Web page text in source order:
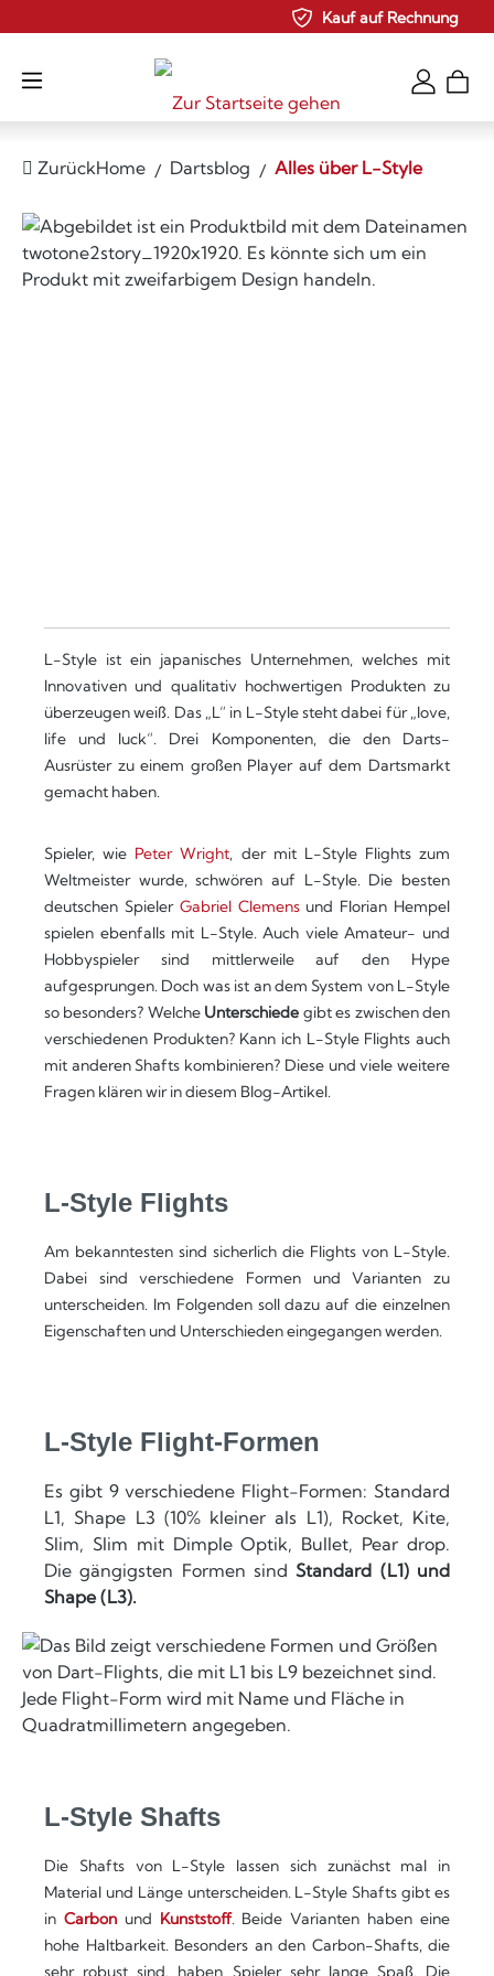
Kauf auf Rechnung
ZurückHome Dartsblog Alles über L-Style
L-Style ist ein japanisches Unternehmen, welches mit
Innovativen und qualitativ hochwertigen Produkten zu
überzeugen weiß. Das „L“ in L-Style steht dabei für „love,
life und luck“. Drei Komponenten, die den Darts-
Ausrüster zu einem großen Player auf dem Dartsmarkt
gemacht haben.
Spieler, wie Peter Wright, der mit L-Style Flights zum
Weltmeister wurde, schwören auf L-Style. Die besten
deutschen Spieler Gabriel Clemensund Florian Hempel
spielen ebenfalls mit L-Style. Auch viele Amateur- und
Hobbyspieler sind mittlerweile auf den Hype
aufgesprungen. Doch was ist an dem System von L-Style
so besonders? Welche Unterschiede gibt es zwischen den
verschiedenen Produkten? Kann ich L-Style Flights auch
mit anderen Shafts kombinieren? Diese und viele weitere
Fragen klären wir in diesem Blog-Artikel.
L-Style Flights
Am bekanntesten sind sicherlich die Flights von L-Style.
Dabei sind verschiedene Formen und Varianten zu
unterscheiden. Im Folgenden soll dazu auf die einzelnen
Eigenschaften und Unterschieden eingegangen werden.
L-Style Flight-Formen
Es gibt 9 verschiedene Flight-Formen: Standard
L1, Shape L3 (10% kleiner als L1), Rocket, Kite,
Slim, Slim mit Dimple Optik, Bullet, Pear drop.
Die gängigsten Formen sindStandard (L1) und
Shape (L3).
L-Style Shafts
Die Shafts von L-Style lassen sich zunächst mal in
Material und Länge unterscheiden. L-Style Shafts gibt es
in Carbonund Kunststoff. Beide Varianten haben eine
hohe Haltbarkeit. Besonders an den Carbon-Shafts, die
sehr robust sind, haben Spieler sehr lange Spaß. Die